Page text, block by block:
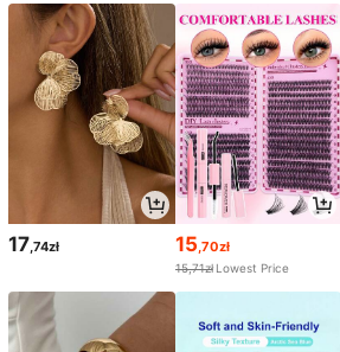
17 ,74zł 15 ,70zł
15,71zł Lowest Price